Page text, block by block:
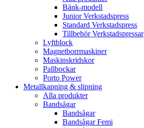
Bänk-modell
Junior Verkstadspress
Standard Verkstadspress
Tillbehör Verkstadspressar
Lyftblock
Magnetborrmaskiner
Maskinskridskor
Pallbockar
Porto Power
Metallkapning & slipning
Alla produkter
Bandsågar
Bandsågar
Bandsågar Femi